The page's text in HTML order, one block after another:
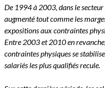
De 1994 à 2003, dans le
augmenté tout comme les
expositions aux contraintes
Entre 2003 et 2010 en
contraintes physiques se
salariés les plus qualifiés recule.